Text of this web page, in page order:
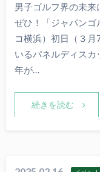
男子ゴルフ界の未
ぜひ！「ジャパンゴ
コ横浜）初日（３
いるパネルディス
年が…
続きを読む